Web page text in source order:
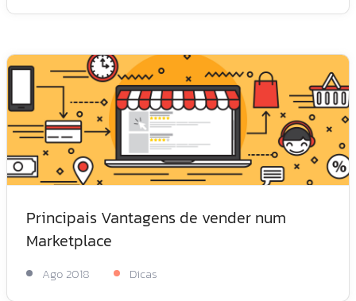
Principais Vantagens de vender num
Marketplace
Ago 2018 Dicas